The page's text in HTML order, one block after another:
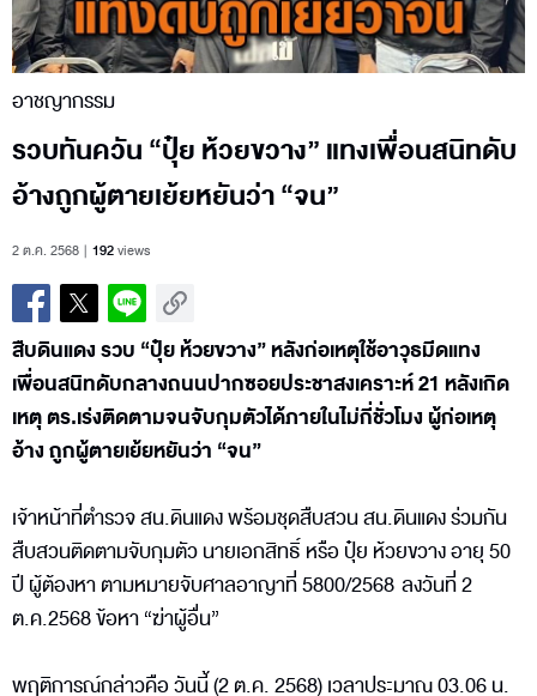
อาชญากรรม
รวบทันควัน “ปุ๋ย ห้วยขวาง” แทงเพื่อนสนิทดับ
อ้างถูกผู้ตายเย้ยหยันว่า “จน”
2 ต.ค. 2568 192views
สืบดินแดง รวบ “ปุ๋ย ห้วยขวาง” หลังก่อเหตุใช้อาวุธมีดแทง
เพื่อนสนิทดับกลางถนนปากซอยประชาสงเคราะห์ 21 หลังเกิด
เหตุ ตร.เร่งติดตามจนจับกุมตัวได้ภายในไม่กี่ชั่วโมง ผู้ก่อเหตุ
อ้าง ถูกผู้ตายเย้ยหยันว่า “จน”
เจ้าหน้าที่ตำรวจ สน.ดินแดง พร้อมชุดสืบสวน สน.ดินแดง ร่วมกัน
สืบสวนติดตามจับกุมตัว นายเอกสิทธิ์ หรือ ปุ๋ย ห้วยขวาง อายุ 50
ปี ผู้ต้องหา ตามหมายจับศาลอาญาที่ 5800/2568 ลงวันที่ 2
ต.ค.2568 ข้อหา “ฆ่าผู้อื่น”
พฤติการณ์กล่าวคือ วันนี้ (2 ต.ค. 2568) เวลาประมาณ 03.06 น.